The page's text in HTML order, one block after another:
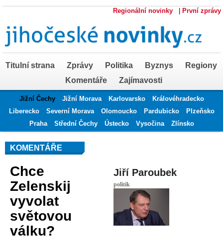
Regionální novinky První zprávy
Titulní strana Zprávy Politika Byznys
Regiony
Komentáře
Zajímavosti
Jižní Čechy Jižní Morava Karlovarsko
Královéhradecko
Liberecko
Severní Morava Olomoucko Pardubicko
Plzeňsko
Praha
Střední Čechy Ústecko Vysočina Zlínsko
KOMENTÁŘE
Jiří Paroubek
politik
Chce
Zelenskij
vyvolat
světovou
válku?